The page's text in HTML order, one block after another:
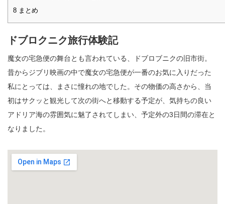
8 まとめ
ドブロクニク旅行体験記
魔女の宅急便の舞台とも言われている、ドブロブニクの旧市街。
昔からジブリ映画の中で魔女の宅急便が一番のお気に入りだった
私にとっては、まさに憧れの地でした。その物価の高さから、当
初はサクッと観光して次の街へと移動する予定が、気持ちの良い
アドリア海の雰囲気に魅了されてしまい、予定外の3日間の滞在と
なりました。